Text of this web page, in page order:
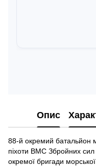
Опис
88-й окремий батальйон
піхоти ВМС Збройних сил
окремої бригади